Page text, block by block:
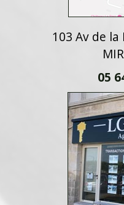
103 Av de
05